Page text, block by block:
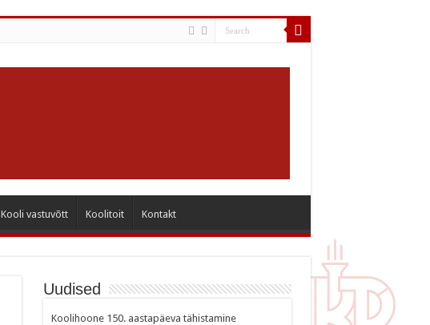
Kooli vastuvõtt Koolitoit Kontakt
Uudised
Koolihoone 150. aastapäeva tähistamine